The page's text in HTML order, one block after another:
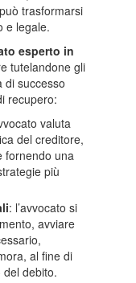
trasformarsi
e legale.
esperto in
tutelandone gli
di successo
recupero:
valuta
del creditore,
fornendo una
più
: l’avvocato si
avviare
al fine di
debito.